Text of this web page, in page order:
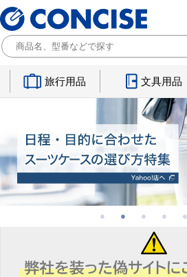
旅行用品 文具用品